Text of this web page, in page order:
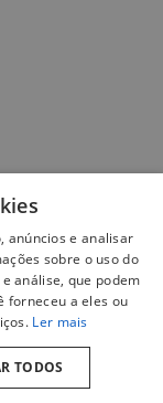
anúncios e analisar
sobre o uso do
análise, que podem
forneceu a eles ou
Ler mais
TODOS